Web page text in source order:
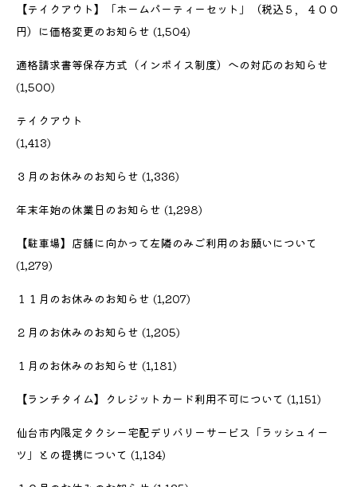
【テイクアウト】「ホームパーティーセット」（税込５，４００
円）に価格変更のお知らせ (1,504)
適格請求書等保存方式（インボイス制度）への対応のお知らせ
(1,500)
テイクアウト
(1,413)
３月のお休みのお知らせ (1,336)
年末年始の休業日のお知らせ (1,298)
【駐車場】店舗に向かって左隣のみご利用のお願いについて
(1,279)
１１月のお休みのお知らせ (1,207)
２月のお休みのお知らせ (1,205)
１月のお休みのお知らせ (1,181)
【ランチタイム】クレジットカード利用不可について (1,151)
仙台市内限定タクシー宅配デリバリーサービス「ラッシュイー
ツ」との提携について (1,134)